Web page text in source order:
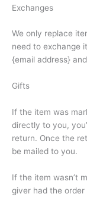
Exchanges
We only replace
need to exchange
{email address}
Gifts
If the item was
directly to you,
return. Once the
be mailed to you.
If the item wasn’t
giver had the